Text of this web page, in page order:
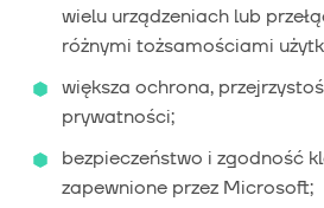
wielu urządzeniach lub
różnymi tożsamościami
większa ochrona,
prywatności;
bezpieczeństwo i zgodność
zapewnione przez Microsoft;